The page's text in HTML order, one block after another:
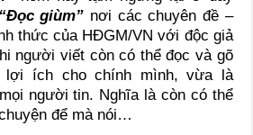
“Đọc giùm” nơi các chuyên đề –
thức của HĐGM/VN với độc giả
người viết còn có thể đọc và gõ
ích cho chính mình, vừa là
người tin. Nghĩa là còn có thể
để mà nói…